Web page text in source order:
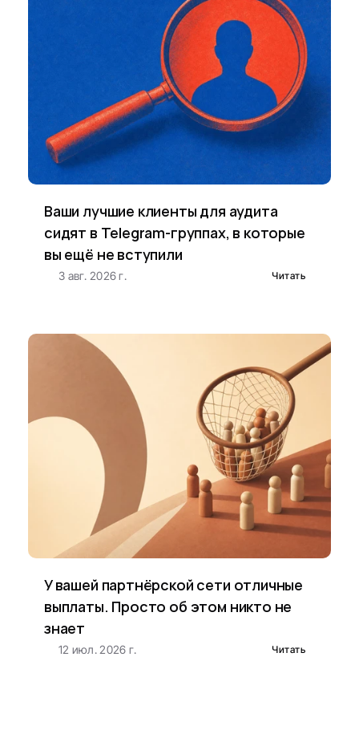
Ваши лучшие клиенты для аудита
сидят в Telegram-группах, в которые
вы ещё не вступили
3 авг. 2026 г. Читать
У вашей партнёрской сети отличные
выплаты. Просто об этом никто не
знает
12 июл. 2026 г. Читать